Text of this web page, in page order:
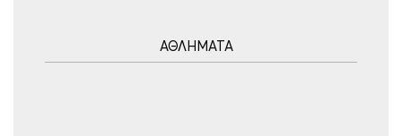
Τρόποι Πληρωμής
Σφυροβολία
ΑΘΛΗΜΑΤΑ